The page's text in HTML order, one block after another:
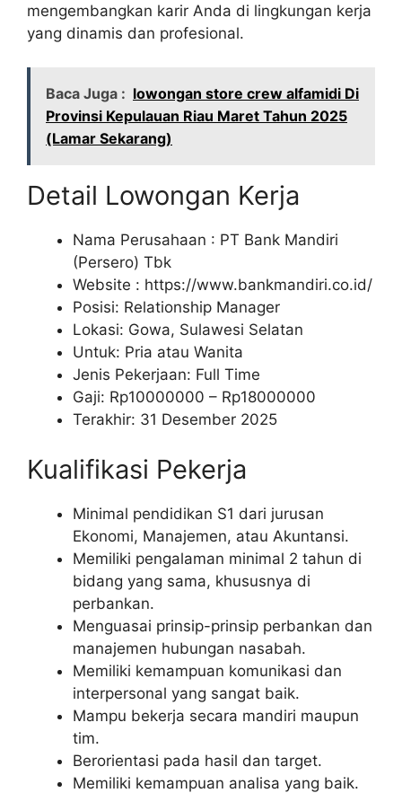
mengembangkan karir Anda di lingkungan kerja
yang dinamis dan profesional.
Baca Juga : lowongan store crew alfamidi Di
Provinsi Kepulauan Riau Maret Tahun 2025
(Lamar Sekarang)
Detail Lowongan Kerja
Nama Perusahaan : PT Bank Mandiri
(Persero) Tbk
Website : https://www.bankmandiri.co.id/
Posisi: Relationship Manager
Lokasi: Gowa, Sulawesi Selatan
Untuk: Pria atau Wanita
Jenis Pekerjaan: Full Time
Gaji: Rp10000000 – Rp18000000
Terakhir: 31 Desember 2025
Kualifikasi Pekerja
Minimal pendidikan S1 dari jurusan
Ekonomi, Manajemen, atau Akuntansi.
Memiliki pengalaman minimal 2 tahun di
bidang yang sama, khususnya di
perbankan.
Menguasai prinsip-prinsip perbankan dan
manajemen hubungan nasabah.
Memiliki kemampuan komunikasi dan
interpersonal yang sangat baik.
Mampu bekerja secara mandiri maupun
tim.
Berorientasi pada hasil dan target.
Memiliki kemampuan analisa yang baik.